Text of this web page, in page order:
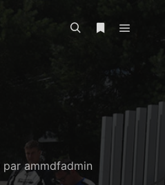
par ammdfadmin